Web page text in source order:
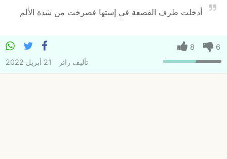
أدخلت طرف الفصعة في إستها فصرخت من شدة الألم
6
8
تأليف زائر 21 أبريل 2022